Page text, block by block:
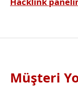
Müşteri